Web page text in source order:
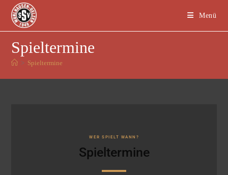
Menü
Spieltermine
> Spieltermine
WER SPIELT WANN?
Spieltermine